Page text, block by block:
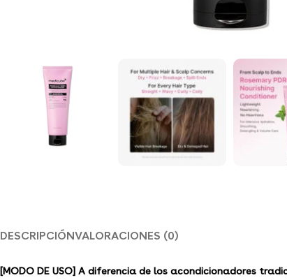
DESCRIPCIÓNVALORACIONES (0)
[MODO DE USO] A diferencia de los acondicionadores